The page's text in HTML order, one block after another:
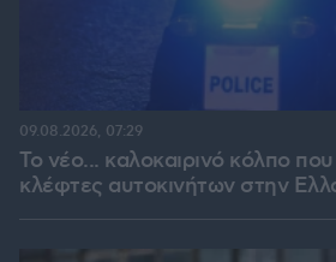
Το νέο... καλοκαιρινό κόλπο
κλέφτες αυτοκινήτων στην
09.08.2026, 07:29